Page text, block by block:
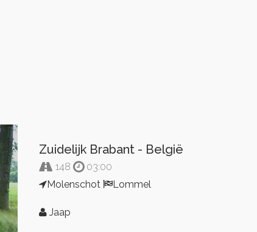
Zuidelijk Brabant - België
148
03:00
Molenschot
Lommel
Jaap